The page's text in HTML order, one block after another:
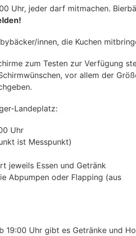
Uhr, jeder darf mitmachen.
innen, die Kuchen
zum Testen zur Verfügung
vor allem der
Landeplatz:
Uhr
ist Messpunkt)
jeweils Essen und Getränk
Abpumpen oder Flapping (aus
19:00 Uhr gibt es Getränke und